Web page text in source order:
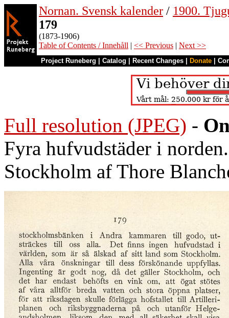
Nornan. Svensk kalender / 1900.
179
(1873-1906)
Table of Contents / Innehåll | << Previous | Next >>
Project Runeberg Catalog Recent Changes Donate
Full resolution (JPEG) -
Fyra hufvudstäder i
Stockholm af Thore